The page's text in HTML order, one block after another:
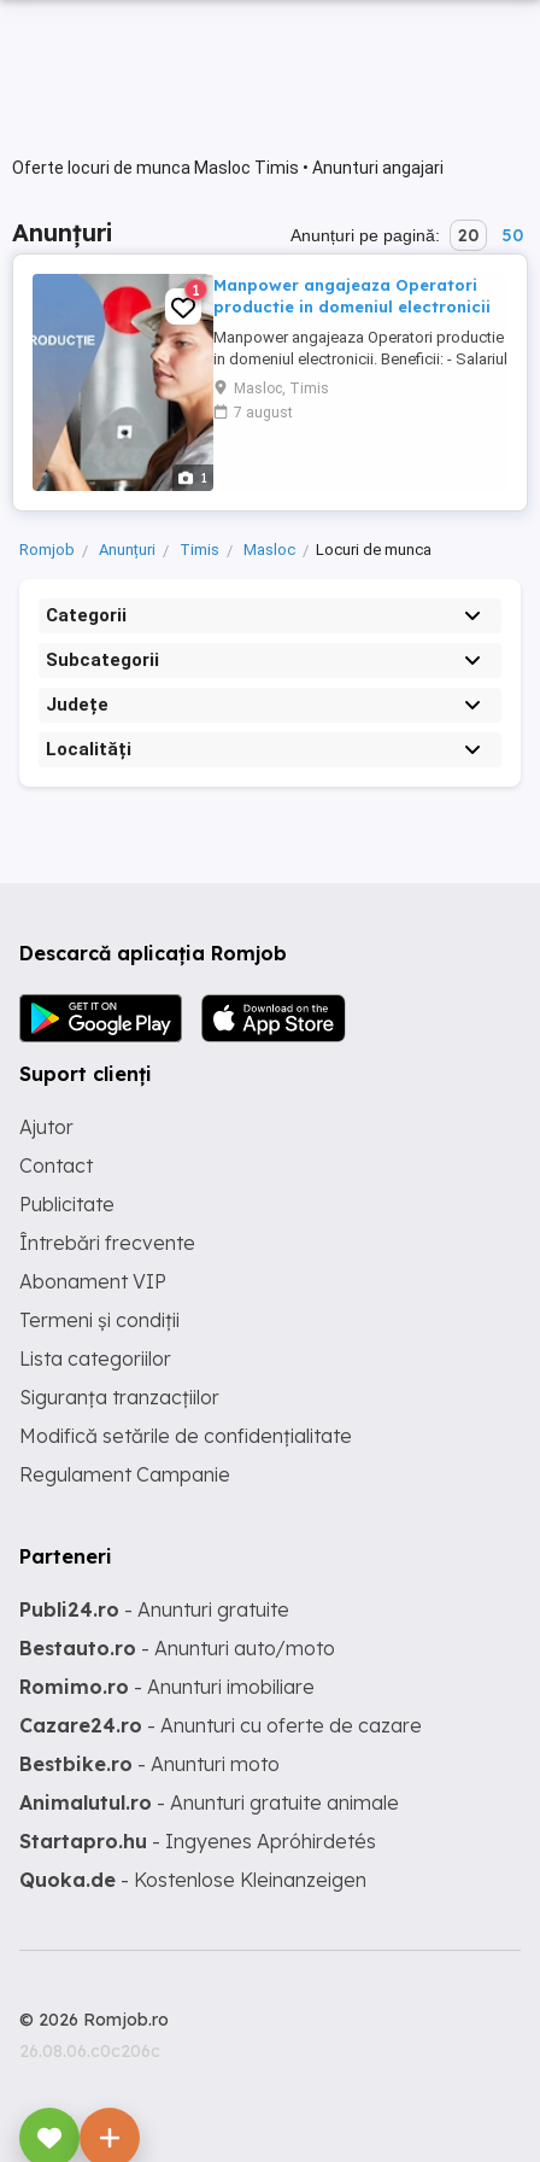
Oferte locuri de munca Masloc Timis • Anunturi angajari
Anunțuri Anunțuri pe pagină: 20 50
1
1
Manpower angajeaza Operatori
productie in domeniul electronicii
Manpower angajeaza Operatori productie
in domeniul electronicii. Beneficii: - Salariul
- 5200 lei brut; - Tichete de masa de 35 de
lei zi lucratoare; - Mediu de lucru modern
si stabil; - Oportunitati de dezvoltare
Masloc, Timis
7 august
Romjob Anunțuri Timis Masloc Locuri de munca
Categorii
Subcategorii
Județe
Localități
Descarcă aplicația Romjob
Suport clienți
Ajutor
Contact
Publicitate
Întrebări frecvente
Abonament VIP
Termeni și condiții
Lista categoriilor
Siguranța tranzacțiilor
Modifică setările de confidențialitate
Regulament Campanie
Parteneri
Publi24.ro - Anunturi gratuite
Bestauto.ro - Anunturi auto/moto
Romimo.ro - Anunturi imobiliare
Cazare24.ro - Anunturi cu oferte de cazare
Bestbike.ro - Anunturi moto
Animalutul.ro - Anunturi gratuite animale
Startapro.hu - Ingyenes Apróhirdetés
Quoka.de - Kostenlose Kleinanzeigen
© 2026 Romjob.ro
26.08.06.c0c206c